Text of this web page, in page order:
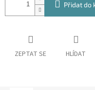
Přidat do
ZEPTAT SE HLÍDAT